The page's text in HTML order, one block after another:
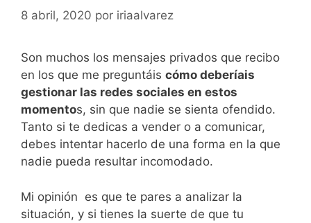
8 abril, 2020 por iriaalvarez
Son muchos los mensajes privados que recibo
en los que me preguntáis cómo deberíais
gestionar las redes sociales en estos
momentos, sin que nadie se sienta ofendido.
Tanto si te dedicas a vender o a comunicar,
debes intentar hacerlo de una forma en la que
nadie pueda resultar incomodado.
Mi opinión es que te pares a analizar la
situación, y si tienes la suerte de que tu